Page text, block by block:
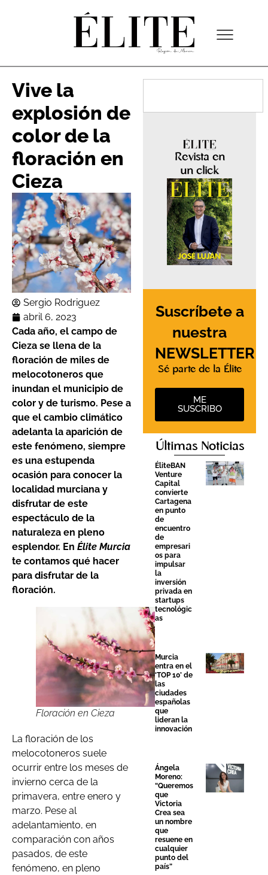
Vive la
explosión de
color de la
floración en
Cieza
Sergio Rodriguez
abril 6, 2023
Cada año, el campo de
Cieza se llena de la
floración de miles de
melocotoneros que
inundan el municipio de
color y de turismo. Pese a
que el cambio climático
adelanta la aparición de
este fenómeno, siempre
es una estupenda
ocasión para conocer la
localidad murciana y
disfrutar de este
espectáculo de la
naturaleza en pleno
esplendor. En Élite Murcia
te contamos qué hacer
para disfrutar de la
floración.
Floración en Cieza
La floración de los
melocotoneros suele
ocurrir entre los meses de
invierno cerca de la
primavera, entre enero y
marzo. Pese al
adelantamiento, en
comparación con años
pasados, de este
fenómeno, en pleno
Revista en
un click
Suscríbete a
nuestra
NEWSLETTER
Sé parte de la Élite
ME
SUSCRIBO
Últimas Noticias
ÉliteBAN
Venture
Capital
convierte
Cartagena
en punto
de
encuentro
de
empresari
os para
impulsar
la
inversión
privada en
startups
tecnológic
as
Murcia
entra en el
‘TOP 10’ de
las
ciudades
españolas
que
lideran la
innovación
Ángela
Moreno:
“Queremos
que
Victoria
Crea sea
un nombre
que
resuene en
cualquier
punto del
país”